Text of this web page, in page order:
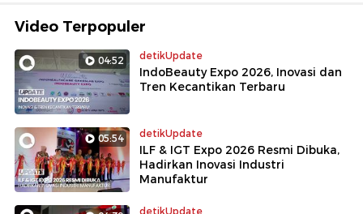
Video Terpopuler
04:52 detikUpdate
IndoBeauty Expo 2026, Inovasi dan
Tren Kecantikan Terbaru
05:54 detikUpdate
ILF & IGT Expo 2026 Resmi Dibuka,
Hadirkan Inovasi Industri
Manufaktur
detikUpdate